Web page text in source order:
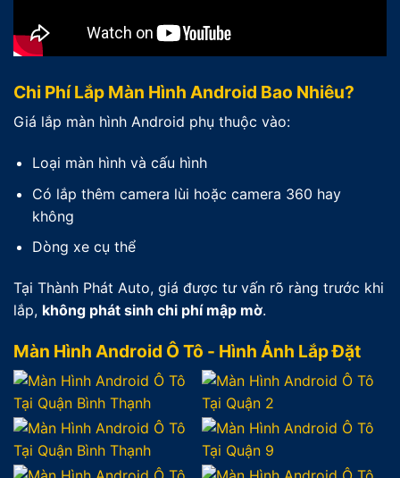
Chi Phí Lắp Màn Hình Android Bao Nhiêu?
Giá lắp màn hình Android phụ thuộc vào:
Loại màn hình và cấu hình
Có lắp thêm camera lùi hoặc camera 360 hay
không
Dòng xe cụ thể
Tại Thành Phát Auto, giá được tư vấn rõ ràng trước khi
lắp, không phát sinh chi phí mập mờ.
Màn Hình Android Ô Tô - Hình Ảnh Lắp Đặt